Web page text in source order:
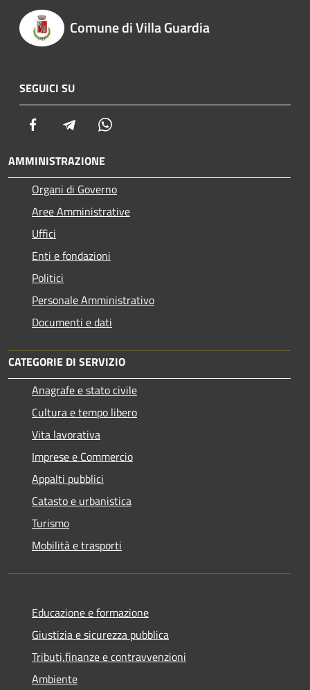
Comune di Villa Guardia
SEGUICI SU
Facebook Telegram
AMMINISTRAZIONE
Organi di Governo
Aree Amministrative
Uffici
Enti e fondazioni
Politici
Personale Amministrativo
Documenti e dati
CATEGORIE DI SERVIZIO
Anagrafe e stato civile
Cultura e tempo libero
Vita lavorativa
Imprese e Commercio
Appalti pubblici
Catasto e urbanistica
Turismo
Mobilità e trasporti
Educazione e formazione
Giustizia e sicurezza pubblica
Tributi,finanze e contravvenzioni
Ambiente